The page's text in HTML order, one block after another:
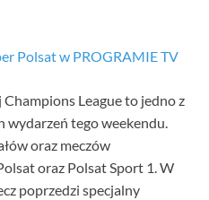
Polsat w PROGRAMIE TV
League to jedno z
wydarzeń tego weekendu.
oraz meczów
oraz Polsat Sport 1. W
poprzedzi specjalny